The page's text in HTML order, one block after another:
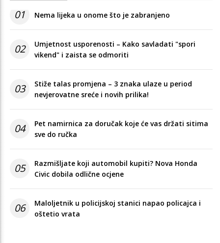
01 Nema lijeka u onome što je zabranjeno
02
Umjetnost usporenosti – Kako savladati "spori
vikend" i zaista se odmoriti
03
Stiže talas promjena – 3 znaka ulaze u period
nevjerovatne sreće i novih prilika!
04
Pet namirnica za doručak koje će vas držati sitima
sve do ručka
05
Razmišljate koji automobil kupiti? Nova Honda
Civic dobila odlične ocjene
06
Maloljetnik u policijskoj stanici napao policajca i
oštetio vrata